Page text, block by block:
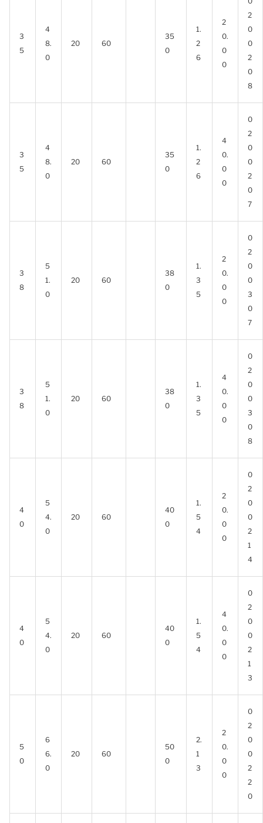
3
5
4
8.
0
20 60
35
0
1.
2
6
2
0.
0
0
2
0
0
2
0
8
3
5
4
8.
0
20 60
35
0
1.
2
6
4
0.
0
0
0
2
0
0
2
0
7
3
8
5
1.
0
20 60
38
0
1.
3
5
2
0.
0
0
0
2
0
0
3
0
7
3
8
5
1.
0
20 60
38
0
1.
3
5
4
0.
0
0
0
2
0
0
3
0
8
4
0
5
4.
0
20 60
40
0
1.
5
4
2
0.
0
0
0
2
0
0
2
1
4
4
0
5
4.
0
20 60
40
0
1.
5
4
4
0.
0
0
0
2
0
0
2
1
3
5
0
6
6.
0
20 60
50
0
2.
1
3
2
0.
0
0
0
2
0
0
2
2
0